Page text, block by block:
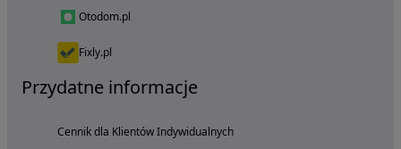
Otodom.pl
Fixly.pl
Przydatne informacje
Cennik dla Klientów Indywidualnych